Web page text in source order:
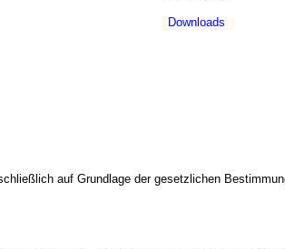
Downloads
auf Grundlage der gesetzlichen